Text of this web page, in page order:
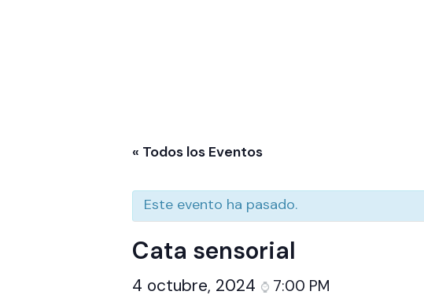
« Todos los Eventos
Este evento ha pasado.
Cata sensorial
4 octubre, 2024 ⌚ 7:00 PM